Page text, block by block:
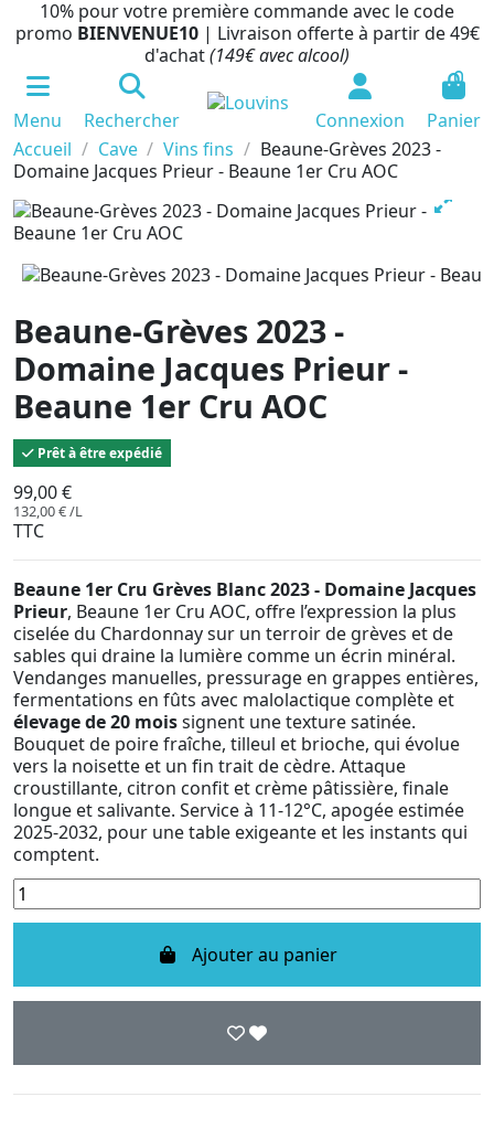
10% pour votre première commande avec le code
promo BIENVENUE10 | Livraison offerte à partir de 49€
d'achat(149€ avec alcool)
Menu Rechercher Connexion
0
Panier
Accueil
Cave Vins fins
Beaune-Grèves 2023 -
Domaine Jacques Prieur - Beaune 1er Cru AOC
Beaune-Grèves 2023 -
Domaine Jacques Prieur -
Beaune 1er Cru AOC
Prêt à être expédié
99,00 €
132,00 € /L
TTC
Beaune 1er Cru Grèves Blanc 2023 - Domaine Jacques
Prieur, Beaune 1er Cru AOC, offre l’expression la plus
ciselée du Chardonnay sur un terroir de grèves et de
sables qui draine la lumière comme un écrin minéral.
Vendanges manuelles, pressurage en grappes entières,
fermentations en fûts avec malolactique complète et
élevage de 20 moissignent une texture satinée.
Bouquet de poire fraîche, tilleul et brioche, qui évolue
vers la noisette et un fin trait de cèdre. Attaque
croustillante, citron confit et crème pâtissière, finale
longue et salivante. Service à 11-12°C, apogée estimée
2025-2032, pour une table exigeante et les instants qui
comptent.
Ajouter au panier